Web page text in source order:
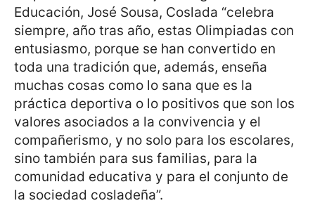
Educación, José Sousa, Coslada “celebra
siempre, año tras año, estas Olimpiadas con
entusiasmo, porque se han convertido en
toda una tradición que, además, enseña
muchas cosas como lo sana que es la
práctica deportiva o lo positivos que son los
valores asociados a la convivencia y el
compañerismo, y no solo para los escolares,
sino también para sus familias, para la
comunidad educativa y para el conjunto de
la sociedad cosladeña”.